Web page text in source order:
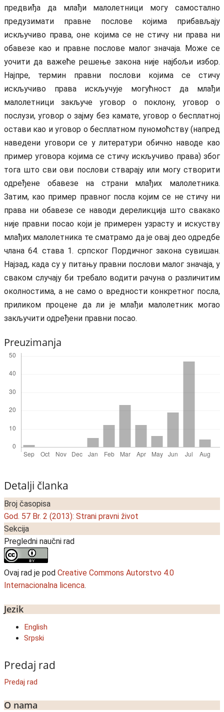
предвиђа да млађи малолетници могу самостално
предузимати правне послове којима прибављају
искључиво права, оне којима се не стичу ни права ни
обавезе као и правне послове малог значаја. Може се
уочити да важеће решење закона није најбољи избор.
Најпре, термин правни послови којима се стичу
искључиво права искључује могућност да млађи
малолетници закључе уговор о поклону, уговор о
послузи, уговор о зајму без камате, уговор о бесплатној
остави као и уговор о бесплатном пуномоћству (напред
наведени уговори се у литератури обично наводе као
пример уговора којима се стичу искључиво права) због
тога што сви ови послови стварају или могу створити
одређене обавезе на страни млађих малолетника.
Затим, као пример правног посла којим се не стичу ни
права ни обавезе се наводи дереликција што свакако
није правни посао који је примерен узрасту и искуству
млађих малолетника те сматрамо да је овај део одредбе
члана 64. става 1. српског Пордичног закона сувишан.
Најзад, када су у питању правни послови малог значаја, у
сваком случају би требало водити рачуна о различитим
околностима, а не само о вредности конкретног посла,
приликом процене да ли је млађи малолетник могао
закључити одређени правни посао.
Preuzimanja
Detalji članka
Broj časopisa
God. 57 Br. 2 (2013): Strani pravni život
Sekcija
Pregledni naučni rad
Ovaj rad je pod Creative Commons Autorstvo 4.0
Internacionalna licenca.
Jezik
English
Srpski
Predaj rad
Predaj rad
O nama